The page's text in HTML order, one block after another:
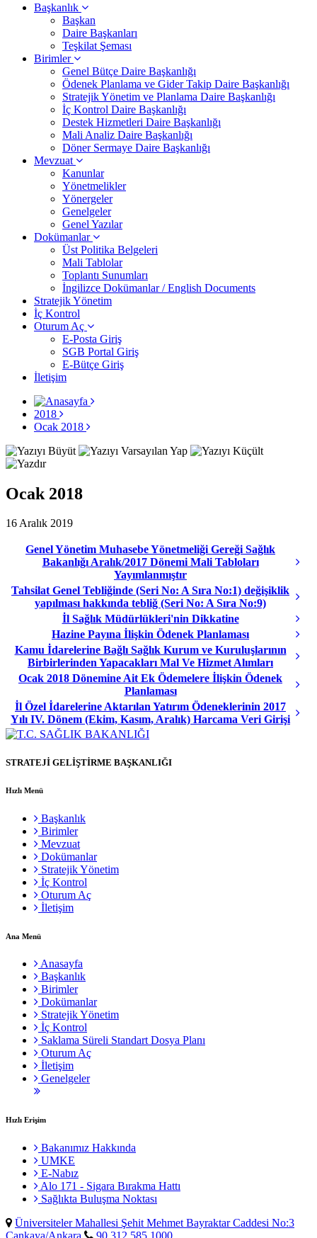
Başkanlık
Başkan
Daire Başkanları
Teşkilat Şeması
Birimler
Genel Bütçe Daire Başkanlığı
Ödenek Planlama ve Gider Takip Daire Başkanlığı
Stratejik Yönetim ve Planlama Daire Başkanlığı
İç Kontrol Daire Başkanlığı
Destek Hizmetleri Daire Başkanlığı
Mali Analiz Daire Başkanlığı
Döner Sermaye Daire Başkanlığı
Mevzuat
Kanunlar
Yönetmelikler
Yönergeler
Genelgeler
Genel Yazılar
Dokümanlar
Üst Politika Belgeleri
Mali Tablolar
Toplantı Sunumları
İngilizce Dokümanlar / English Documents
Stratejik Yönetim
İç Kontrol
Oturum Aç
E-Posta Giriş
SGB Portal Giriş
E-Bütçe Giriş
İletişim
2018
Ocak 2018
Ocak 2018
16 Aralık 2019
Genel Yönetim Muhasebe Yönetmeliği Gereği Sağlık
Bakanlığı Aralık/2017 Dönemi Mali Tabloları
Yayımlanmıştır
Tahsilat Genel Tebliğinde (Seri No: A Sıra No:1) değişiklik
yapılması hakkında tebliğ (Seri No: A Sıra No:9)
İl Sağlık Müdürlükleri'nin Dikkatine
Hazine Payına İlişkin Ödenek Planlaması
Kamu İdarelerine Bağlı Sağlık Kurum ve Kuruluşlarının
Birbirlerinden Yapacakları Mal Ve Hizmet Alımları
Ocak 2018 Dönemine Ait Ek Ödemelere İlişkin Ödenek
Planlaması
İl Özel İdarelerine Aktarılan Yatırım Ödeneklerinin 2017
Yılı IV. Dönem (Ekim, Kasım, Aralık) Harcama Veri Girişi
STRATEJİ GELİŞTİRME BAŞKANLIĞI
Hızlı Menü
Başkanlık
Birimler
Mevzuat
Dokümanlar
Stratejik Yönetim
İç Kontrol
Oturum Aç
İletişim
Ana Menü
Anasayfa
Başkanlık
Birimler
Dokümanlar
Stratejik Yönetim
İç Kontrol
Saklama Süreli Standart Dosya Planı
Oturum Aç
İletişim
Genelgeler
Hızlı Erişim
Bakanımız Hakkında
UMKE
E-Nabız
Alo 171 - Sigara Bırakma Hattı
Sağlıkta Buluşma Noktası
Üniversiteler Mahallesi Şehit Mehmet Bayraktar Caddesi No:3